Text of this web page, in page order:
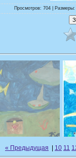
Просмотров: 704 |
« Предыдущая 10 11